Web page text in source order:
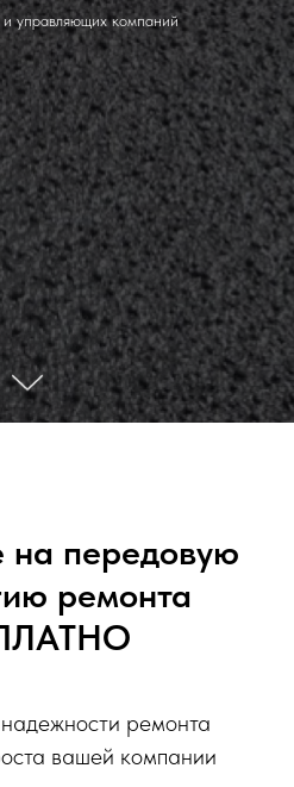
и управляющих компаний
на передовую
ремонта
ремонта
вашей компании